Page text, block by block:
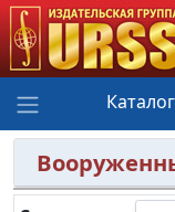
Каталог